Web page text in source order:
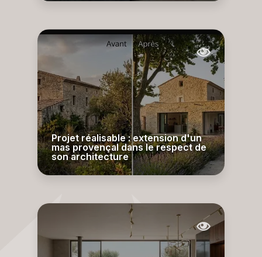
Projet réalisable : extension d'un
mas provençal dans le respect de
son architecture